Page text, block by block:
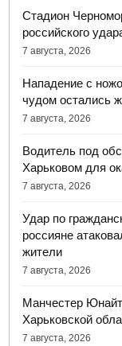
Стадион
российского
7 августа, 2026
Нападение с
чудом остались
7 августа, 2026
Водитель под
Харьковом для
7 августа, 2026
Удар по
россияне
жители
7 августа, 2026
Манчестер
Харьковской
7 августа, 2026